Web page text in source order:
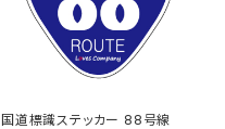
国道標識ステッカー 88号線